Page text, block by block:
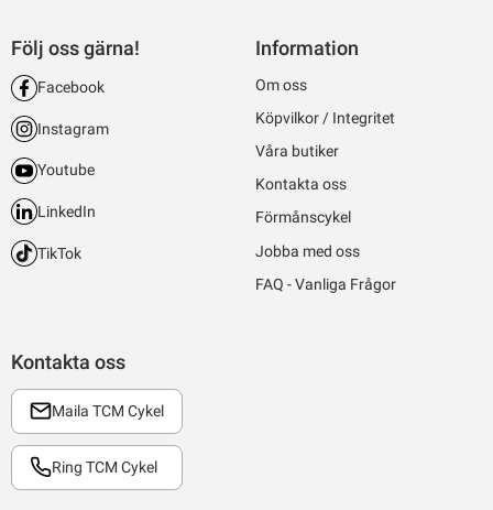
Kontakta oss
Maila TCM Cykel
Ring TCM Cykel
Följ oss gärna!
Facebook
Instagram
Youtube
LinkedIn
TikTok
Information
Om oss
Köpvilkor / Integritet
Våra butiker
Kontakta oss
Förmånscykel
Jobba med oss
FAQ - Vanliga Frågor